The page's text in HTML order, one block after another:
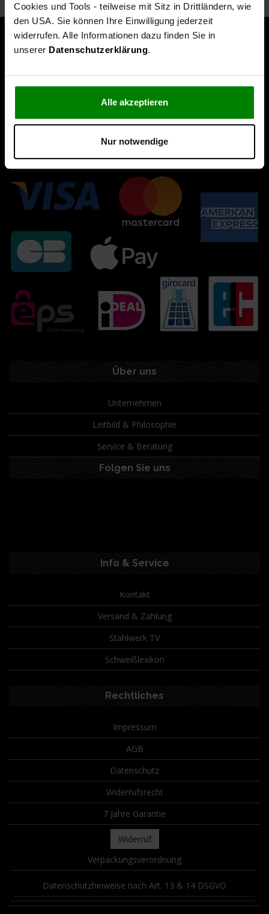
Cookies und Tools - teilweise mit Sitz in Drittländern, wie
den USA. Sie können Ihre Einwilligung jederzeit
widerrufen. Alle Informationen dazu finden Sie in
unserer Datenschutzerklärung.
Alle akzeptieren
Nur notwendige
Über uns
Unternehmen
Leitbild & Philosophie
Service & Beratung
Folgen Sie uns
Info & Service
Kontakt
Versand & Zahlung
Stahlwerk TV
Schweißlexikon
Rechtliches
Impressum
AGB
Datenschutz
Widerrufsrecht
7 Jahre Garantie
Widerruf
Verpackungsverordnung
Datenschutzhinweise nach Art. 13 & 14 DSGVO